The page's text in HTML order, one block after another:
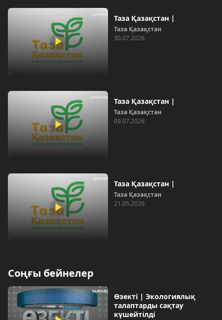
Таза Қазақстан |
Таза Қазақстан
30.07.2026
Таза Қазақстан |
Таза Қазақстан
09.07.2026
Таза Қазақстан |
Таза Қазақстан
21.05.2026
Соңғы бейнелер
Өзекті | Экологиялық
талаптарды сақтау
күшейтілді